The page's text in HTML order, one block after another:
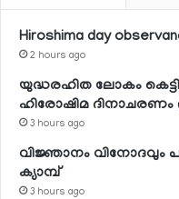
Hiroshima day
2 hours ago
യുദ്ധരഹിത ലോകം
ഹിരോഷിമ ദിനാചരണം
3 hours ago
വിജ്ഞാനം വിനോദവും
ക്യാമ്പ്
3 hours ago